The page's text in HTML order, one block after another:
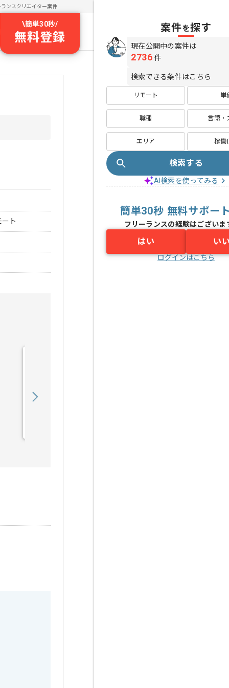
ランスクリエイター案件
\簡単30秒/
無料登録
ト
案件を探す
現在公開中の案件は
2736 件
検索できる条件はこちら
リモート 単
職種 言語・
エリア 稼働
検索する
AI検索を使ってみる
簡単30秒 無料サポー
フリーランスの経験はございま
はい い
ログインはこちら